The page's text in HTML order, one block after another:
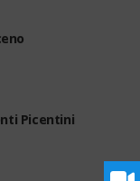
Picentini